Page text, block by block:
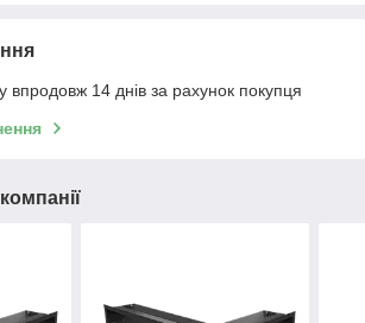
впродовж 14 днів за рахунок покупця